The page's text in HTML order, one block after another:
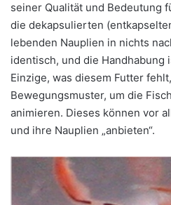
seiner Qualität und Bedeutung
die dekapsulierten
lebenden Nauplien in nichts
identisch, und die Handhabung
Einzige, was diesem Futter
Bewegungsmuster, um die
animieren. Dieses können vor
und ihre Nauplien „anbieten“.